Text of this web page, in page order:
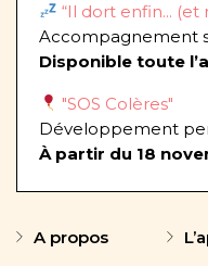
“Il dort enfin... (et
Accompagnement
Disponible toute
"SOS Colères"
Développement
À partir du 18
A propos